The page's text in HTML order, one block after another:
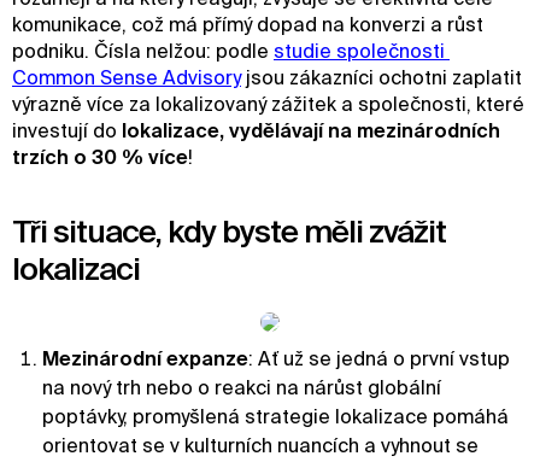
komunikace, což má přímý dopad na konverzi a růst
podniku. Čísla nelžou: podle studie společnosti
Common Sense Advisoryjsou zákazníci ochotni zaplatit
výrazně více za lokalizovaný zážitek a společnosti, které
investují do lokalizace, vydělávají na mezinárodních
trzích o 30 % více!
Tři situace, kdy byste měli zvážit
lokalizaci
Mezinárodní expanze: Ať už se jedná o první vstup
na nový trh nebo o reakci na nárůst globální
poptávky, promyšlená strategie lokalizace pomáhá
orientovat se v kulturních nuancích a vyhnout se